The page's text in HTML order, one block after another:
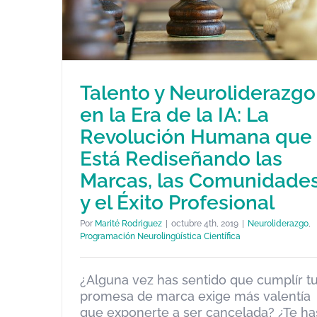
Talento y Neuroliderazgo en la
Era de la IA: La Revolución
Humana que Está Rediseñando
las Marcas, las Comunidades y
el Éxito Profesional
Neuroliderazgo Programación Neurolingüística Científica
Talento y Neuroliderazgo
en la Era de la IA: La
Revolución Humana que
Está Rediseñando las
Marcas, las
y el Éxito Profesional
Por Marité Rodriguez octubre 4th, 2019 Neuroliderazgo,
Programación Neurolingüística Científica
¿Alguna vez has sentido que cumplír tu
promesa de marca exige más valentía
que exponerte a ser cancelada? ¿Te